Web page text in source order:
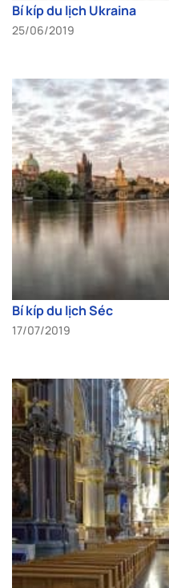
Bí kíp du lịch Ukraina
25/06/2019
Bí kíp du lịch Séc
17/07/2019